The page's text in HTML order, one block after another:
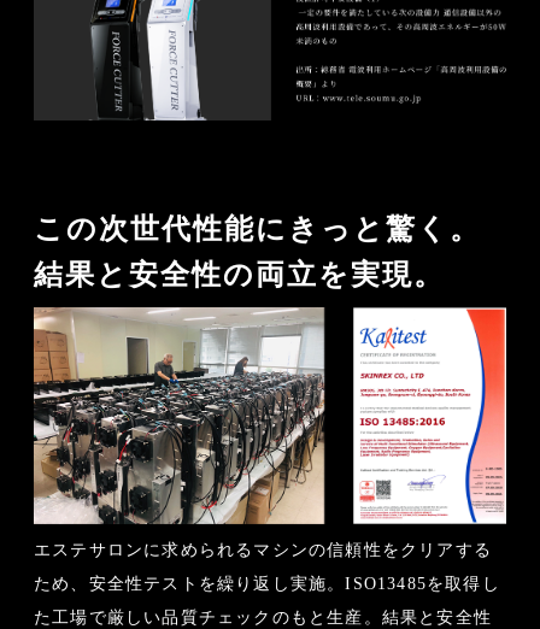
この次世代性能にきっと驚く。
結果と安全性の両立を実現。
エステサロンに求められるマシンの信頼性をクリアする
ため、安全性テストを繰り返し実施。ISO13485を取得し
た工場で厳しい品質チェックのもと生産。結果と安全性